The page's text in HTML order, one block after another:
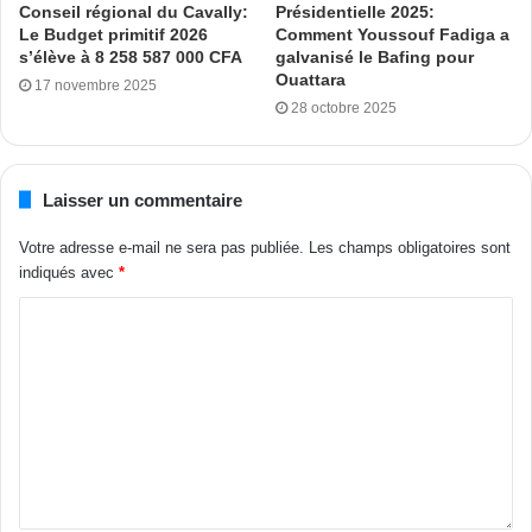
Il doit pouvoir apprécier l’action collective mais aussi et
surtout féliciter à la moindre bonne action individuelle.
Cette pratique caractérisant le bon leader, le conduit lui et
son équipe, de manière efficiente à atteindre l’objectif
Mes tendres Héroïnes, de mon expérience en politique
comme en entrepreneuriat, j’ai dû me construire une
identité de leader-aimant, proche des miens!
Conseil régional du Cavally:
Le Budget primitif 2026
s’élève à 8 258 587 000 CFA
17 novembre 2025
Présidentielle 2025:
Comment Youssouf Fadiga a
galvanisé le Bafing pour
Ouattara
28 octobre 2025
Laisser un commentaire
Votre adresse e-mail ne sera pas publiée.
Les champs obligatoires sont
indiqués avec *